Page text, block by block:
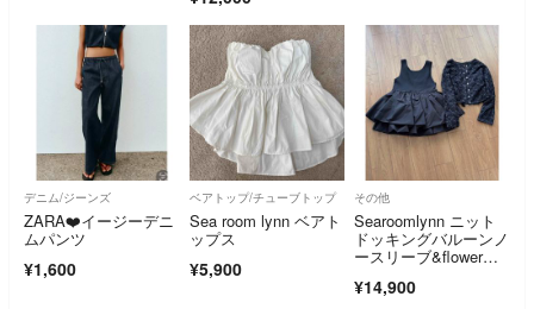
デニム/ジーンズ
ZARA❤️イージーデニ
ムパンツ
¥1,600
ベアトップ/チューブトップ
Sea room lynn ベアト
ップス
¥5,900
その他
Searoomlynn ニット
ドッキングバルーンノ
ースリーブ&flowerカ
¥14,900